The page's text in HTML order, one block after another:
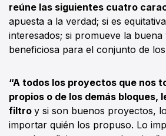
reúne las siguientes cuatro
apuesta a la verdad; si es
interesados; si promueve la buena
beneficiosa para el conjunto de
“A todos los proyectos que nos
propios o de los demás bloques,
filtro y si son buenos proyectos,
importar quién los propuso. Lo